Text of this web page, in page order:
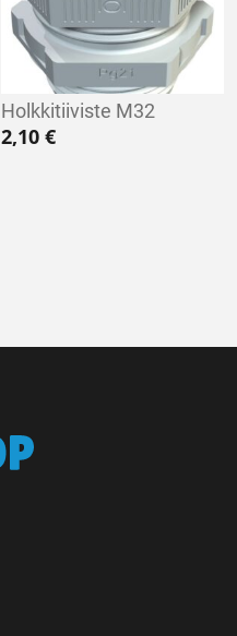
Holkkitiiviste M32
2,10€